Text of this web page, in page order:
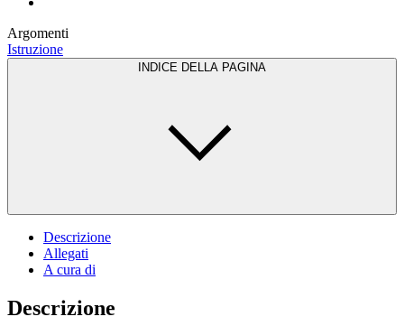
Argomenti
Istruzione
INDICE DELLA PAGINA
Descrizione
Allegati
A cura di
Descrizione